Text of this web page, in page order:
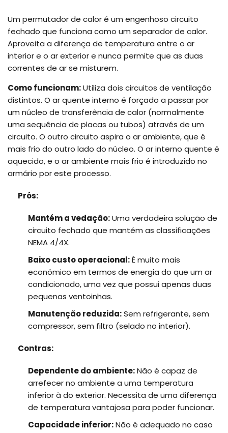
Um permutador de calor é um engenhoso circuito
fechado que funciona como um separador de calor.
Aproveita a diferença de temperatura entre o ar
interior e o ar exterior e nunca permite que as duas
correntes de ar se misturem.
Como funcionam:Utiliza dois circuitos de ventilação
distintos. O ar quente interno é forçado a passar por
um núcleo de transferência de calor (normalmente
uma sequência de placas ou tubos) através de um
circuito. O outro circuito aspira o ar ambiente, que é
mais frio do outro lado do núcleo. O ar interno quente é
aquecido, e o ar ambiente mais frio é introduzido no
armário por este processo.
Prós:
Mantém a vedação:Uma verdadeira solução de
circuito fechado que mantém as classificações
NEMA 4/4X.
Baixo custo operacional:É muito mais
económico em termos de energia do que um ar
condicionado, uma vez que possui apenas duas
pequenas ventoinhas.
Manutenção reduzida:Sem refrigerante, sem
compressor, sem filtro (selado no interior).
Contras:
Dependente do ambiente:Não é capaz de
arrefecer no ambiente a uma temperatura
inferior à do exterior. Necessita de uma diferença
de temperatura vantajosa para poder funcionar.
Capacidade inferior:Não é adequado no caso